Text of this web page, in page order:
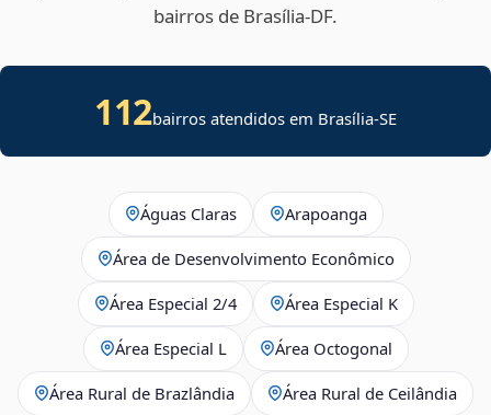
bairros de Brasília‑DF.
112bairros atendidos em Brasília-SE
Águas Claras Arapoanga
Área de Desenvolvimento Econômico
Área Especial 2/4 Área Especial K
Área Especial L Área Octogonal
Área Rural de Brazlândia Área Rural de Ceilândia